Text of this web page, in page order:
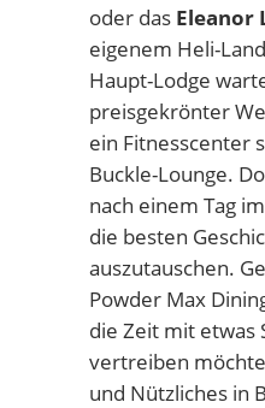
oder das Eleanor
eigenem Heli-
Haupt-Lodge
preisgekrönter
ein Fitnesscenter
Buckle-Lounge.
nach einem Tag
die besten
auszutauschen.
Powder Max
die Zeit mit etwas
vertreiben
und Nützliches in